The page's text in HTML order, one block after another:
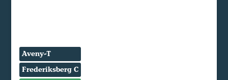
Aveny-T
Frederiksberg C